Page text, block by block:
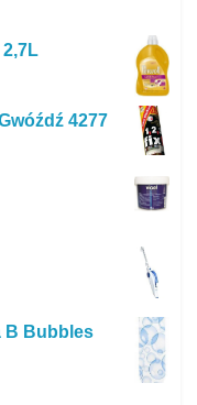
4277
B Bubbles